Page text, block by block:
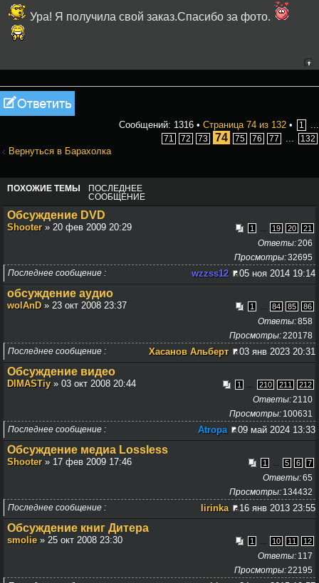
Ура! Я получила свой заказ.Спасибо за фото.
Ответить
Сообщений: 1316 • Страница 74 из 132 • 1 ...
71 72 73 74 75 76 77 ... 132
Вернуться в Барахолка
ПОХОЖИЕ ТЕМЫ
ПОСЛЕДНЕЕ
СООБЩЕНИЕ
Обсуждение DVD
1 ... 19 20 21
Shooter» 20 фев 2009 20:29
206
Ответы
32695
Просмотры
Последнее сообщение
wzzss12 05 ноя 2014 19:14
обсуждение аудио
1 ... 84 85 86
wolAnD» 23 окт 2008 23:37
858
Ответы
220178
Просмотры
Последнее сообщение
Хасанов Альберт 03 янв 2023 20:31
Обсуждение видео
1 ... 210 211 212
DIMASTiy» 03 окт 2008 20:44
2110
Ответы
100631
Просмотры
Последнее сообщение
Atropa 09 май 2024 13:33
Обсуждение медиа Lossless
1 ... 5 6 7
Shooter» 17 фев 2009 17:46
65
Ответы
134432
Просмотры
Последнее сообщение
lirinka 16 янв 2013 23:55
Обсуждение книг Дитера
1 ... 10 11 12
smolie» 25 окт 2008 23:30
117
Ответы
22195
Просмотры